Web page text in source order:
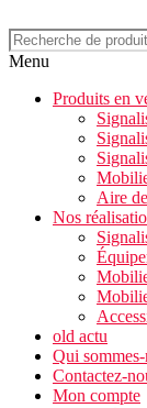
au
contenu
Recherche
pour :
Menu
Produits en
Aire
Nos
old actu
Qui
Contactez-
Mon compte